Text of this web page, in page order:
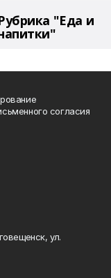
"Еда и
согласия
ул.